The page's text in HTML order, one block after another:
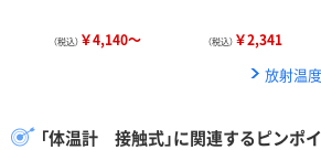
（税込） ￥4,140～ （税込） ￥2,341
放射温
「体温計 接触式」に関連するピンポ